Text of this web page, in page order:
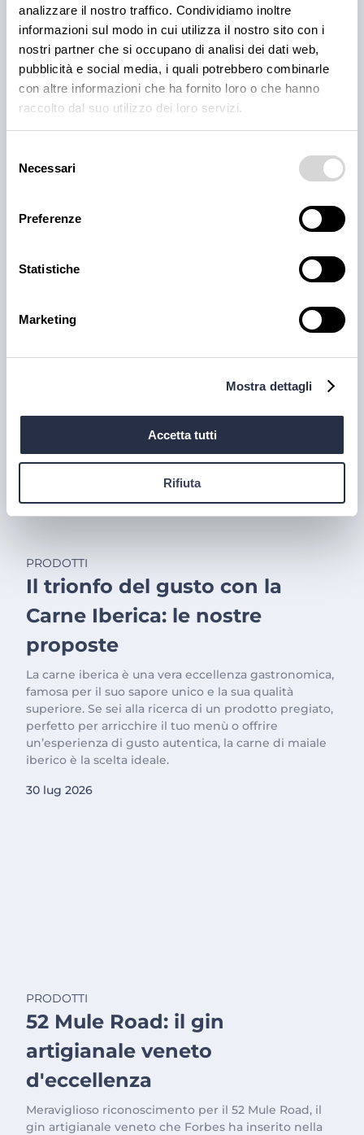
analizzare il nostro traffico. Condividiamo inoltre
informazioni sul modo in cui utilizza il nostro sito con i
nostri partner che si occupano di analisi dei dati web,
pubblicità e social media, i quali potrebbero combinarle
con altre informazioni che ha fornito loro o che hanno
raccolto dal suo utilizzo dei loro servizi.
delNecessari
Preferenze
Statistiche
Marketing
Mostra dettagli
Accetta tutti
Rifiuta
PRODOTTI
responsabilità e amore per il
Cantina Valle Isarco è sinonimo di eccellenza: i vini
dell'Alto Adige grazie all'altissima qualità delle uve e
alla lavorazione accurata e meticolosa.
30 lug 2026
PRODOTTI
Il trionfo del gusto con la
Carne Iberica: le nostre
proposte
La carne iberica è una vera eccellenza gastronomica,
famosa per il suo sapore unico e la sua qualità
superiore. Se sei alla ricerca di un prodotto pregiato,
perfetto per arricchire il tuo menù o offrire
un’esperienza di gusto autentica, la carne di maiale
iberico è la scelta ideale.
30 lug 2026
PRODOTTI
52 Mule Road: il gin
artigianale veneto
d'eccellenza
Meraviglioso riconoscimento per il 52 Mule Road, il
gin artigianale veneto che Forbes ha inserito nella